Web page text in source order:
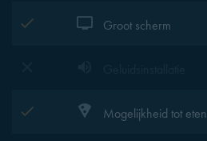
Groot scherm
Mogelijkheid tot eten